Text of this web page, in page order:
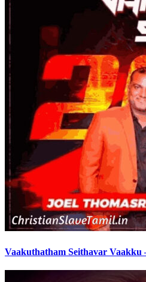
Vaakuthatham Seithavar